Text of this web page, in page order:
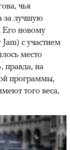
чья
за лучшую
Его новому
с участием
место
правда, на
программы,
того веса,